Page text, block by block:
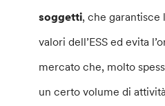
soggetti, che garantisce
valori dell’ESS ed evita
mercato che, molto
un certo volume di